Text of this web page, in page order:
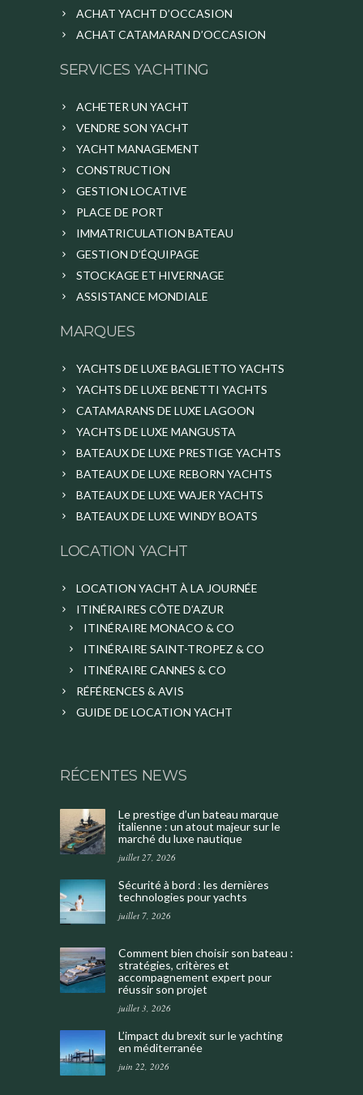
ACHAT YACHT D’OCCASION
ACHAT CATAMARAN D’OCCASION
SERVICES YACHTING
ACHETER UN YACHT
VENDRE SON YACHT
YACHT MANAGEMENT
CONSTRUCTION
GESTION LOCATIVE
PLACE DE PORT
IMMATRICULATION BATEAU
GESTION D’ÉQUIPAGE
STOCKAGE ET HIVERNAGE
ASSISTANCE MONDIALE
MARQUES
YACHTS DE LUXE BAGLIETTO YACHTS
YACHTS DE LUXE BENETTI YACHTS
CATAMARANS DE LUXE LAGOON
YACHTS DE LUXE MANGUSTA
BATEAUX DE LUXE PRESTIGE YACHTS
BATEAUX DE LUXE REBORN YACHTS
BATEAUX DE LUXE WAJER YACHTS
BATEAUX DE LUXE WINDY BOATS
LOCATION YACHT
LOCATION YACHT À LA JOURNÉE
ITINÉRAIRES CÔTE D’AZUR
ITINÉRAIRE MONACO & CO
ITINÉRAIRE SAINT-TROPEZ & CO
ITINÉRAIRE CANNES & CO
RÉFÉRENCES & AVIS
GUIDE DE LOCATION YACHT
RÉCENTES NEWS
Le prestige d’un bateau marque
italienne : un atout majeur sur le
marché du luxe nautique
juillet 27, 2026
Sécurité à bord : les dernières
technologies pour yachts
juillet 7, 2026
Comment bien choisir son bateau :
stratégies, critères et
accompagnement expert pour
réussir son projet
juillet 3, 2026
L’impact du brexit sur le yachting
en méditerranée
juin 22, 2026